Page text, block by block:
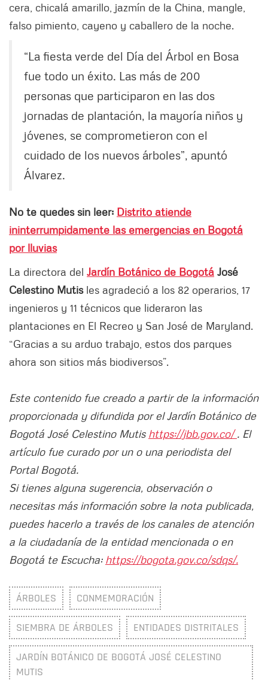
cera, chicalá amarillo, jazmín de la China, mangle,
falso pimiento, cayeno y caballero de la noche.
“La fiesta verde del Día del Árbol en Bosa
fue todo un éxito. Las más de 200
personas que participaron en las dos
jornadas de plantación, la mayoría niños y
jóvenes, se comprometieron con el
cuidado de los nuevos árboles”, apuntó
Álvarez.
No te quedes sin leer: Distrito atiende
ininterrumpidamente las emergencias en Bogotá
por lluvias
La directora del Jardín Botánico de Bogotá José
Celestino Mutisles agradeció a los 82 operarios, 17
ingenieros y 11 técnicos que lideraron las
plantaciones en El Recreo y San José de Maryland.
“Gracias a su arduo trabajo, estos dos parques
ahora son sitios más biodiversos”.
Este contenido fue creado a partir de la información
proporcionada y difundida por el Jardín Botánico de
Bogotá José Celestino Mutis https://jbb.gov.co/. El
artículo fue curado por un o una periodista del
Portal Bogotá.
Si tienes alguna sugerencia, observación o
necesitas más información sobre la nota publicada,
puedes hacerlo a través de los canales de atención
a la ciudadanía de la entidad mencionada o en
Bogotá te Escucha: https://bogota.gov.co/sdqs/.
ÁRBOLES CONMEMORACIÓN
SIEMBRA DE ÁRBOLES ENTIDADES DISTRITALES
JARDÍN BOTÁNICO DE BOGOTÁ JOSÉ CELESTINO
MUTIS